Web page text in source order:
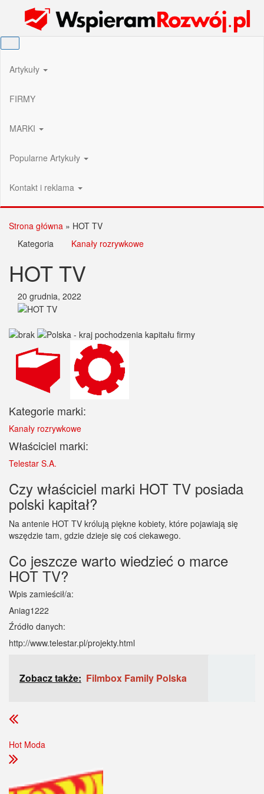
Wspieram Rozwój PL
Artykuły
FIRMY
MARKI
Popularne Artykuły
Kontakt i reklama
Strona główna » HOT TV
Kategoria
Kanały rozrywkowe
HOT TV
20 grudnia, 2022
Kategorie marki:
Kanały rozrywkowe
Właściciel marki:
Telestar S.A.
Czy właściciel marki HOT TV posiada
polski kapitał?
Na antenie HOT TV królują piękne kobiety, które pojawiają się
wszędzie tam, gdzie dzieje się coś ciekawego.
Co jeszcze warto wiedzieć o marce
HOT TV?
Wpis zamieścił/a:
Aniag1222
Źródło danych:
http://www.telestar.pl/projekty.html
Zobacz także: Filmbox Family Polska
Hot Moda